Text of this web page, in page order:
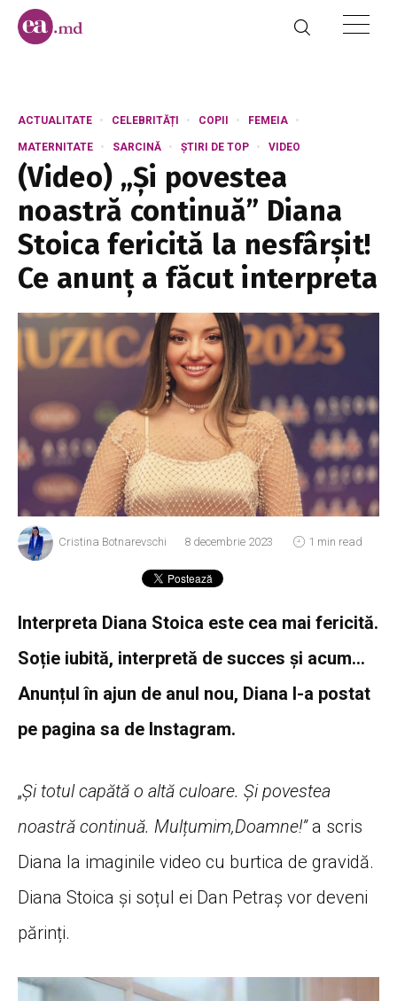
ACTUALITATE CELEBRITĂȚI COPII FEMEIA
MATERNITATE SARCINĂ ȘTIRI DE TOP VIDEO
(Video) „Și povestea
noastră continuă” Diana
Stoica fericită la nesfârșit!
Ce anunț a făcut interpreta
Cristina Botnarevschi 8 decembrie 2023 1 min read
Interpreta Diana Stoica este cea mai fericită.
Soție iubită, interpretă de succes și acum…
Anunțul în ajun de anul nou, Diana l-a postat
pe pagina sa de Instagram.
„Și totul capătă o altă culoare. Și povestea
noastră continuă. Mulțumim,Doamne!”a scris
Diana la imaginile video cu burtica de gravidă.
Diana Stoica și soțul ei Dan Petraș vor deveni
părinți.
Player